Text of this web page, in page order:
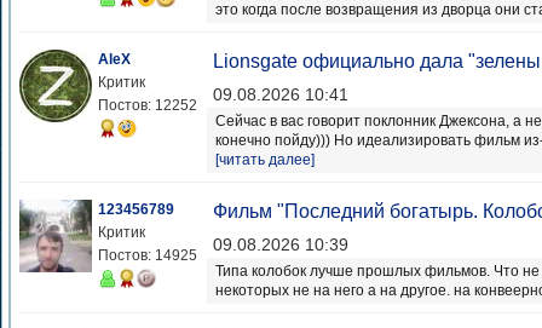
это когда после возвращения из дворца они
AleX
Критик
Постов: 12252
Lionsgate официально дала
09.08.2026 10:41
Сейчас в вас говорит поклонник Джексона, а
конечно пойду))) Но идеализировать фильм
[читать далее]
123456789
Критик
Постов: 14925
Фильм "Последний богатырь.
09.08.2026 10:39
Типа колобок лучше прошлых фильмов. Что
некоторых не на него а на другое. на